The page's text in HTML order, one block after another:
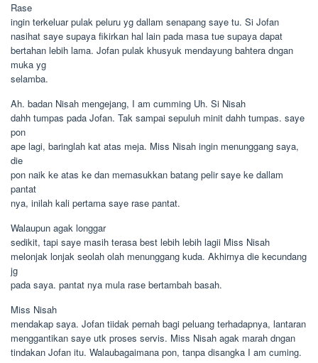
Rase
ingin terkeluar pulak peluru yg dallam senapang saye tu. Si Jofan
nasihat saye supaya fikirkan hal lain pada masa tue supaya dapat
bertahan lebih lama. Jofan pulak khusyuk mendayung bahtera dngan
muka yg
selamba.
Ah. badan Nisah mengejang, I am cumming Uh. Si Nisah
dahh tumpas pada Jofan. Tak sampai sepuluh minit dahh tumpas. saye
pon
ape lagi, baringlah kat atas meja. Miss Nisah ingin menunggang saya,
die
pon naik ke atas ke dan memasukkan batang pelir saye ke dallam
pantat
nya, inilah kali pertama saye rase pantat.
Walaupun agak longgar
sedikit, tapi saye masih terasa best lebih lebih lagii Miss Nisah
melonjak lonjak seolah olah menunggang kuda. Akhirnya die kecundang
jg
pada saya. pantat nya mula rase bertambah basah.
Miss Nisah
mendakap saya. Jofan tiidak pernah bagi peluang terhadapnya, lantaran
menggantikan saye utk proses servis. Miss Nisah agak marah dngan
tindakan Jofan itu. Walaubagaimana pon, tanpa disangka I am cuming.